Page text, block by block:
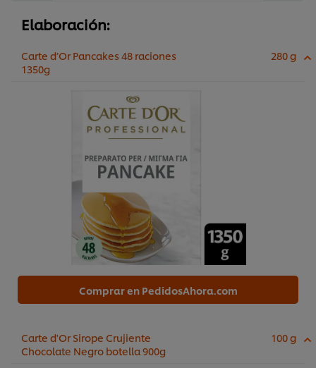
Elaboración:
Carte d’Or Pancakes 48 raciones
1350g
280 g
Comprar en PedidosAhora.com
Carte d'Or Sirope Crujiente
Chocolate Negro botella 900g
100 g